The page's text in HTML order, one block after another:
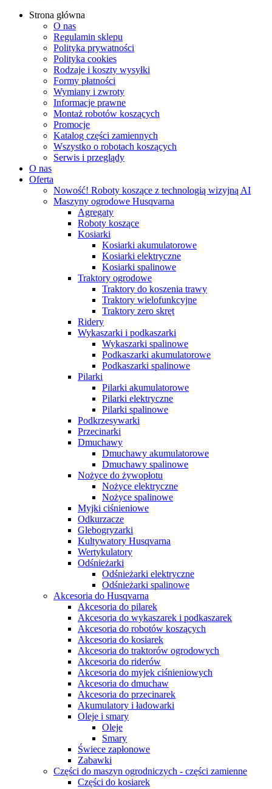
Strona główna
O nas
Regulamin sklepu
Polityka prywatności
Polityka cookies
Rodzaje i koszty wysyłki
Formy płatności
Wymiany i zwroty
Informacje prawne
Montaż robotów koszących
Promocje
Katalog części zamiennych
Wszystko o robotach koszących
Serwis i przeglądy
O nas
Oferta
Nowość! Roboty koszące z technologią wizyjną AI
Maszyny ogrodowe Husqvarna
Agregaty
Roboty koszące
Kosiarki
Kosiarki akumulatorowe
Kosiarki elektryczne
Kosiarki spalinowe
Traktory ogrodowe
Traktory do koszenia trawy
Traktory wielofunkcyjne
Traktory zero skręt
Ridery
Wykaszarki i podkaszarki
Wykaszarki spalinowe
Podkaszarki akumulatorowe
Podkaszarki spalinowe
Pilarki
Pilarki akumulatorowe
Pilarki elektryczne
Pilarki spalinowe
Podkrzesywarki
Przecinarki
Dmuchawy
Dmuchawy akumulatorowe
Dmuchawy spalinowe
Nożyce do żywopłotu
Nożyce elektryczne
Nożyce spalinowe
Myjki ciśnieniowe
Odkurzacze
Glebogryzarki
Kultywatory Husqvarna
Wertykulatory
Odśnieżarki
Odśnieżarki elektryczne
Odśnieżarki spalinowe
Akcesoria do Husqvarna
Akcesoria do pilarek
Akcesoria do wykaszarek i podkaszarek
Akcesoria do robotów koszących
Akcesoria do kosiarek
Akcesoria do traktorów ogrodowych
Akcesoria do riderów
Akcesoria do myjek ciśnieniowych
Akcesoria do dmuchaw
Akcesoria do przecinarek
Akumulatory i ładowarki
Oleje i smary
Oleje
Smary
Świece zapłonowe
Zabawki
Części do maszyn ogrodniczych - części zamienne
Części do kosiarek